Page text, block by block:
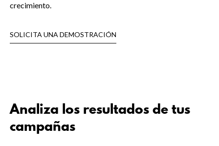
crecimiento.
SOLICITA UNA DEMOSTRACIÓN
Analiza los resultados de tus
campañas